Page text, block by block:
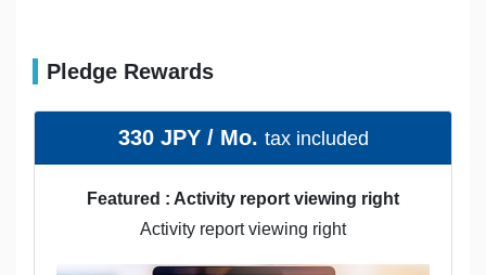
Pledge Rewards
330 JPY / Mo. tax included
Featured : Activity report viewing right
Activity report viewing right